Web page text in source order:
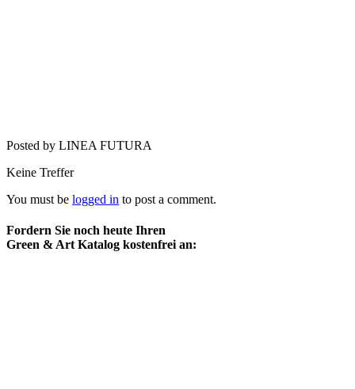
Posted by LINEA FUTURA
Keine Treffer
You must be logged in to post a comment.
Fordern Sie noch heute Ihren
Green & Art Katalog kostenfrei an: